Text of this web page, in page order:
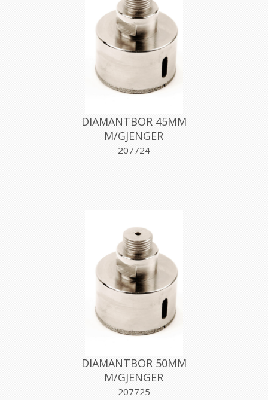
DIAMANTBOR 45MM
M/GJENGER
207724
DIAMANTBOR 50MM
M/GJENGER
207725